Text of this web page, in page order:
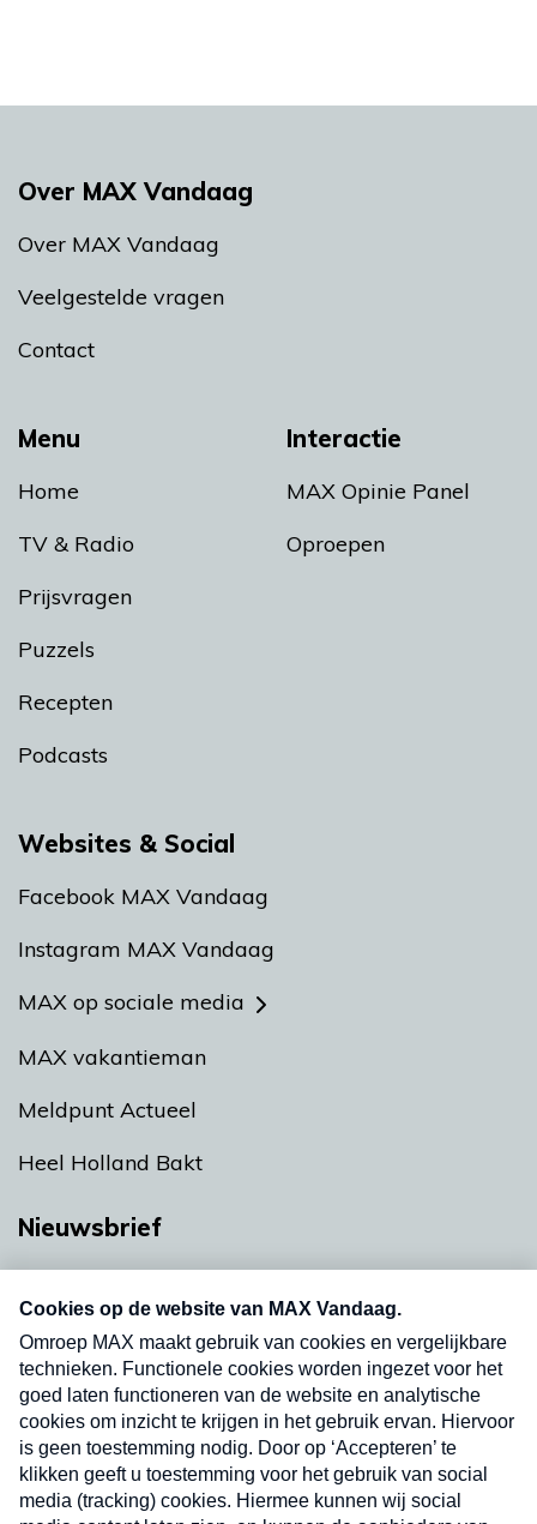
Menu
Home
TV & Radio
Prijsvragen
Puzzels
Recepten
Podcasts
Interactie
MAX Opinie Panel
Oproepen
Over MAX Vandaag
Over MAX Vandaag
Veelgestelde vragen
Contact
Websites & Social
Facebook MAX Vandaag
Instagram MAX Vandaag
MAX op sociale media
MAX vakantieman
Meldpunt Actueel
Heel Holland Bakt
Nieuwsbrief
nieuwsbrief. Elke vrijdag- en dinsdagochtend in
uw mailbox.
Verzend